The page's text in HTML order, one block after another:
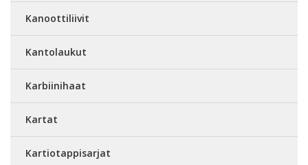
Kanoottiliivit
Kantolaukut
Karbiinihaat
Kartat
Kartiotappisarjat